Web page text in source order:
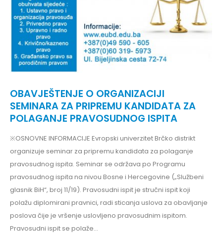
OBAVJEŠTENJE O ORGANIZACIJI
SEMINARA ZA PRIPREMU KANDIDATA ZA
POLAGANJE PRAVOSUDNOG ISPITA
※OSNOVNE INFORMACIJE Evropski univerzitet Brčko distrikt
organizuje seminar za pripremu kandidata za polaganje
pravosudnog ispita. Seminar se održava po Programu
pravosudnog ispita na nivou Bosne i Hercegovine („Službeni
glasnik BiH“, broj 11/19). Pravosudni ispit je stručni ispit koji
polažu diplomirani pravnici, radi sticanja uslova za obavljanje
poslova čije je vršenje uslovljeno pravosudnim ispitom.
Pravosudni ispit se polaže...